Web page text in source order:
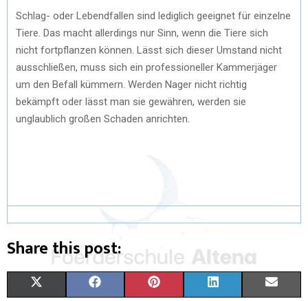
Schlag- oder Lebendfallen sind lediglich geeignet für einzelne
Tiere. Das macht allerdings nur Sinn, wenn die Tiere sich
nicht fortpflanzen können. Lässt sich dieser Umstand nicht
ausschließen, muss sich ein professioneller Kammerjäger
um den Befall kümmern. Werden Nager nicht richtig
bekämpft oder lässt man sie gewähren, werden sie
unglaublich großen Schaden anrichten.
Share this post: